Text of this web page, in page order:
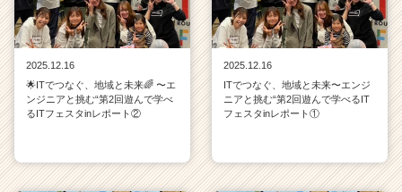
2025.12.16
🌟ITでつなぐ、地域と未来🌈 〜エ
ンジニアと挑む“第2回遊んで学べ
るITフェスタinレポート②
2025.12.16
ITでつなぐ、地域と未来〜エンジ
ニアと挑む“第2回遊んで学べるIT
フェスタinレポート①